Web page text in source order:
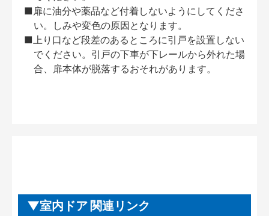
■扉に油分や薬品など付着しないようにしてくださ
い。しみや変色の原因となります。
■上り口など段差のあるところに引戸を設置しない
でください。引戸の下車が下レールから外れた場
合、扉本体が脱落するおそれがあります。
室内ドア 関連リンク